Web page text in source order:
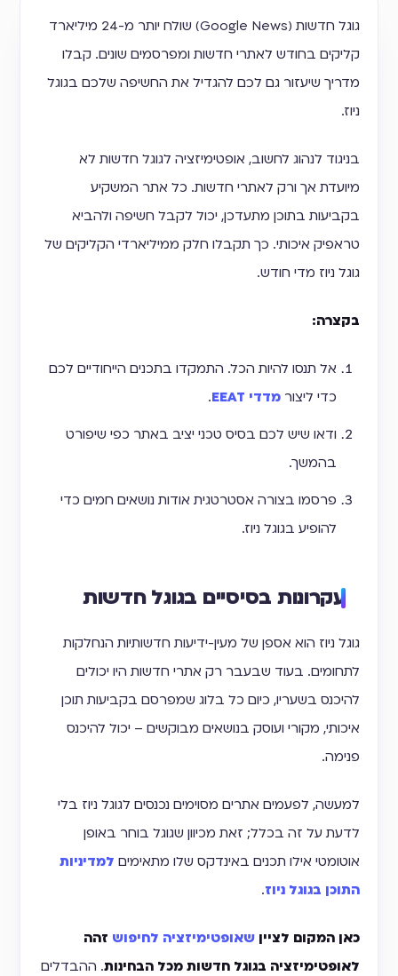
גוגל חדשות (Google News) שולח יותר מ-24 מיליארד
קליקים בחודש לאתרי חדשות ומפרסמים שונים. קבלו
מדריך שיעזור גם לכם להגדיל את החשיפה שלכם בגוגל
ניוז.
בניגוד לנהוג לחשוב, אופטימיזציה לגוגל חדשות לא
מיועדת אך ורק לאתרי חדשות. כל אתר המשקיע
בקביעות בתוכן מתעדכן, יכול לקבל חשיפה ולהביא
טראפיק איכותי. כך תקבלו חלק ממיליארדי הקליקים של
גוגל ניוז מדי חודש.
בקצרה:
אל תנסו להיות הכל. התמקדו בתכנים הייחודיים לכם
כדי ליצור מדדי EEAT .
ודאו שיש לכם בסיס טכני יציב באתר כפי שיפורט
בהמשך.
פרסמו בצורה אסטרטגית אודות נושאים חמים כדי
להופיע בגוגל ניוז.
עקרונות בסיסיים בגוגל חדשות
גוגל ניוז הוא אספן של מעין-ידיעות חדשותיות הנחלקות
לתחומים. בעוד שבעבר רק אתרי חדשות היו יכולים
להיכנס בשעריו, כיום כל בלוג שמפרסם בקביעות תוכן
איכותי, מקורי ועוסק בנושאים מבוקשים – יכול להיכנס
פנימה.
למעשה, לפעמים אתרים מסוימים נכנסים לגוגל ניוז בלי
לדעת על זה בכלל; זאת מכיוון שגוגל בוחר באופן
אוטומטי אילו תכנים באינדקס שלו מתאימים למדיניות
התוכן בגוגל ניוז.
כאן המקום לציין שאופטימיזציה לחיפוש זהה
לאופטימיזציה בגוגל חדשות מכל הבחינות. ההבדלים